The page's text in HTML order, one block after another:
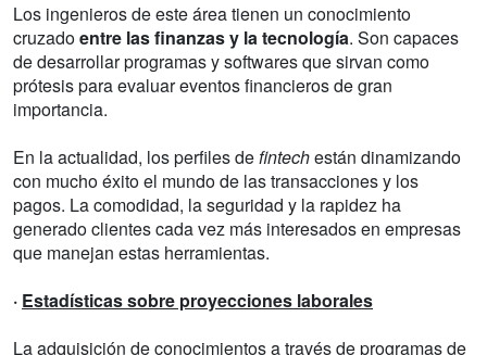
Los ingenieros de este área tienen un conocimiento
cruzadoentre las finanzas y la tecnología. Son capaces
de desarrollar programas y softwares que sirvan como
prótesis para evaluar eventos financieros de gran
importancia.
En la actualidad, los perfiles defintechestán dinamizando
con mucho éxito el mundo de las transacciones y los
pagos. La comodidad, la seguridad y la rapidez ha
generado clientes cada vez más interesados en empresas
que manejan estas herramientas.
· Estadísticas sobre proyecciones laborales
La adquisición de conocimientos a través de programas de